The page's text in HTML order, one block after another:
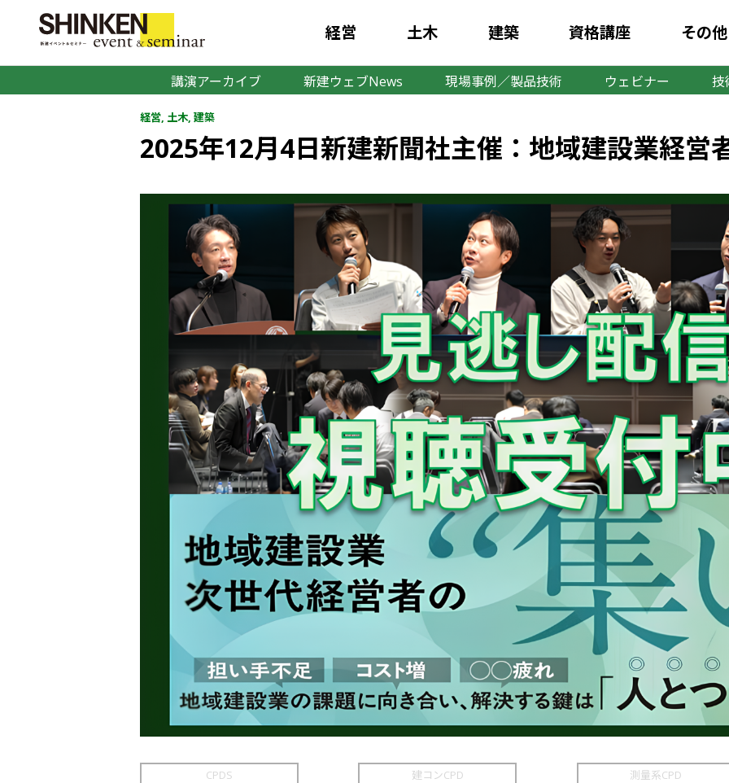
経営 土木 建築 資格講座 その他
講演アーカイブ 新建ウェブNews 現場事例／製品技術 ウェビナー 技
経営, 土木, 建築
2025年12月4日新建新聞社主催：地域建設業経営
CPDS 建コンCPD 測量系CPD